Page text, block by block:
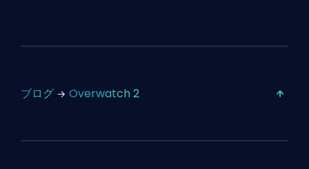
ブログ Overwatch 2